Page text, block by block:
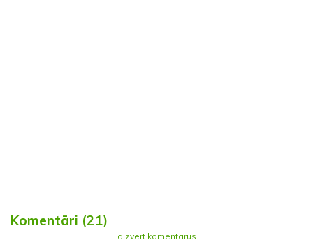
Komentāri (21)
aizvērt komentārus